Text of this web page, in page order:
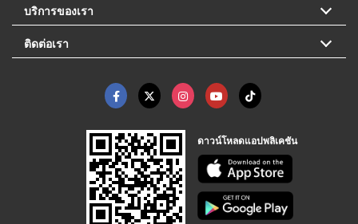
บริการของเรา
ติดต่อเรา
ดาวน์โหลดแอปพลิเคชัน